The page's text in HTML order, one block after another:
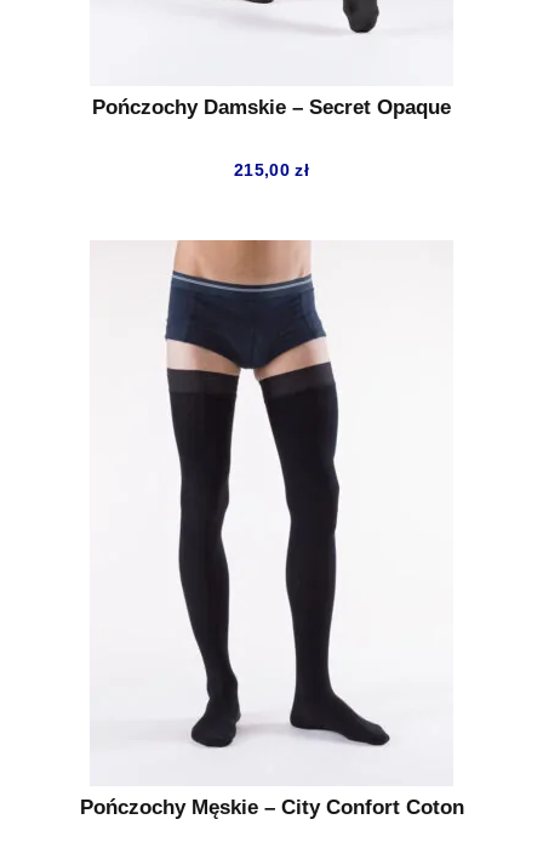
Pończochy Damskie – Secret Opaque
215,00zł
Pończochy Męskie – City Confort Coton